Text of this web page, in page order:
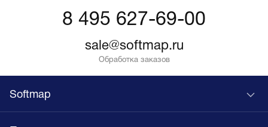
8 495 627-69-00
sale@softmap.ru
Обработка заказов
Softmap